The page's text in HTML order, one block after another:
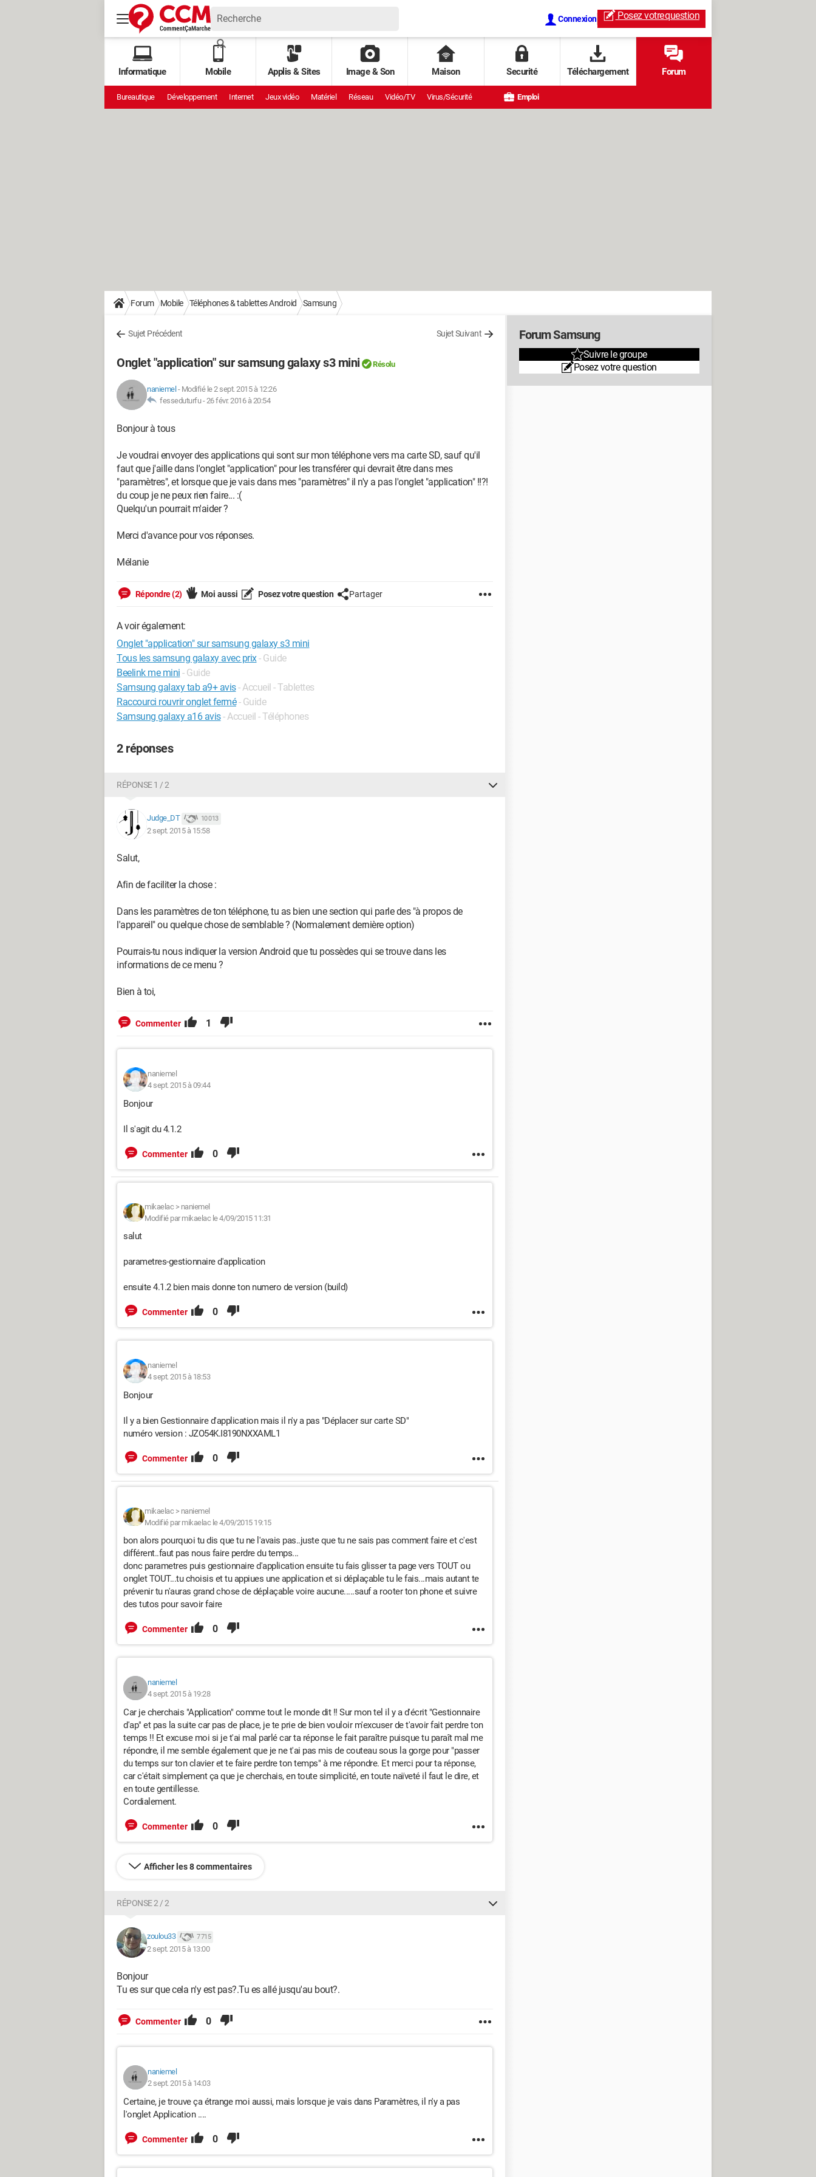
Connexion Posez votrequestion
Informatique Mobile Applis & Sites Image & Son Maison Securité Téléchargement Forum
Bureautique Développement Internet Jeux vidéo Matériel Réseau Vidéo/TV Virus/Sécurité Emploi
Forum Mobile Téléphones & tablettes Android Samsung
Sujet Précédent Sujet Suivant
Onglet "application" sur samsung galaxy s3 mini Résolu
naniemel - Modifié le 2 sept. 2015 à 12:26
fesseduturfu -26 févr. 2016 à 20:54
Bonjour à tous
Je voudrai envoyer des applications qui sont sur mon téléphone vers ma carte SD, sauf qu'il
faut que j'aille dans l'onglet "application" pour les transférer qui devrait être dans mes
"paramètres", et lorsque que je vais dans mes "paramètres" il n'y a pas l'onglet "application" !!?!
du coup je ne peux rien faire... :(
Quelqu'un pourrait m'aider ?
Merci d'avance pour vos réponses.
Mélanie
Répondre (2) Moi aussi Posez votre question Partager
A voir également:
Onglet "application" sur samsung galaxy s3 mini
Tous les samsung galaxy avec prix- Guide
Beelink me mini - Guide
Samsung galaxy tab a9+ avis- Accueil - Tablettes
Raccourci rouvrir onglet fermé - Guide
Samsung galaxy a16 avis- Accueil - Téléphones
2 réponses
RÉPONSE 1 / 2
Judge_DT 10 013
2 sept. 2015 à 15:58
Salut,
Afin de faciliter la chose :
Dans les paramètres de ton téléphone, tu as bien une section qui parle des "à propos de
l'appareil" ou quelque chose de semblable ? (Normalement dernière option)
Pourrais-tu nous indiquer la version Android que tu possèdes qui se trouve dans les
informations de ce menu ?
Bien à toi,
Commenter 1
naniemel
4 sept. 2015 à 09:44
Bonjour
Il s'agit du 4.1.2
Commenter 0
mikaelac > naniemel
Modifié par mikaelac le 4/09/2015 11:31
salut
parametres-gestionnaire d'application
ensuite 4.1.2 bien mais donne ton numero de version (build)
Commenter 0
naniemel
4 sept. 2015 à 18:53
Bonjour
Il y a bien Gestionnaire d'application mais il n'y a pas "Déplacer sur carte SD"
numéro version : JZO54K.I8190NXXAML1
Commenter 0
mikaelac > naniemel
Modifié par mikaelac le 4/09/2015 19:15
bon alors pourquoi tu dis que tu ne l'avais pas..juste que tu ne sais pas comment faire et c'est
différent..faut pas nous faire perdre du temps...
donc parametres puis gestionnaire d'application ensuite tu fais glisser ta page vers TOUT ou
onglet TOUT...tu choisis et tu appiues une application et si déplaçable tu le fais...mais autant te
prévenir tu n'auras grand chose de déplaçable voire aucune.....sauf a rooter ton phone et suivre
des tutos pour savoir faire
Commenter 0
naniemel
4 sept. 2015 à 19:28
Car je cherchais "Application" comme tout le monde dit !! Sur mon tel il y a d'écrit "Gestionnaire
d'ap" et pas la suite car pas de place, je te prie de bien vouloir m'excuser de t'avoir fait perdre ton
temps !! Et excuse moi si je t'ai mal parlé car ta réponse le fait paraître puisque tu paraît mal me
répondre, il me semble également que je ne t'ai pas mis de couteau sous la gorge pour "passer
du temps sur ton clavier et te faire perdre ton temps" à me répondre. Et merci pour ta réponse,
car c'était simplement ça que je cherchais, en toute simplicité, en toute naïveté il faut le dire, et
en toute gentillesse.
Cordialement.
Commenter 0
Afficher les 8 commentaires
RÉPONSE 2 / 2
zoulou33 7 715
2 sept. 2015 à 13:00
Bonjour
Tu es sur que cela n'y est pas?.Tu es allé jusqu'au bout?.
Commenter 0
naniemel
2 sept. 2015 à 14:03
Certaine, je trouve ça étrange moi aussi, mais lorsque je vais dans Paramètres, il n'y a pas
l'onglet Application ....
Commenter 0
Forum Samsung
Suivre le groupe
Posez votre question